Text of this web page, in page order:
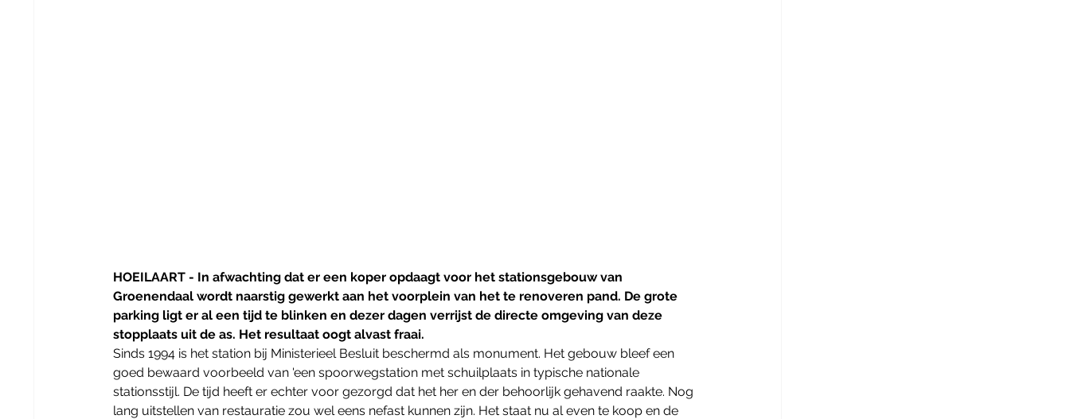
HOEILAART - In afwachting dat er een koper opdaagt voor het stationsgebouw van
Groenendaal wordt naarstig gewerkt aan het voorplein van het te renoveren pand. De grote
parking ligt er al een tijd te blinken en dezer dagen verrijst de directe omgeving van deze
stopplaats uit de as. Het resultaat oogt alvast fraai.
Sinds 1994 is het station bij Ministerieel Besluit beschermd als monument. Het gebouw bleef een
goed bewaard voorbeeld van 'een spoorwegstation met schuilplaats in typische nationale
stationsstijl. De tijd heeft er echter voor gezorgd dat het her en der behoorlijk gehavend raakte. Nog
lang uitstellen van restauratie zou wel eens nefast kunnen zijn. Het staat nu al even te koop en de